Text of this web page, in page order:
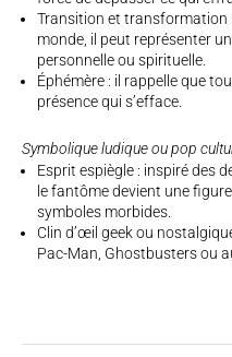
Transition et transformation
monde, il peut représenter
personnelle ou spirituelle.
Éphémère : il rappelle que
présence qui s’efface.
Symbolique ludique ou pop
Esprit espiègle : inspiré des
le fantôme devient une
symboles morbides.
Clin d’œil geek ou
Pac-Man, Ghostbusters ou